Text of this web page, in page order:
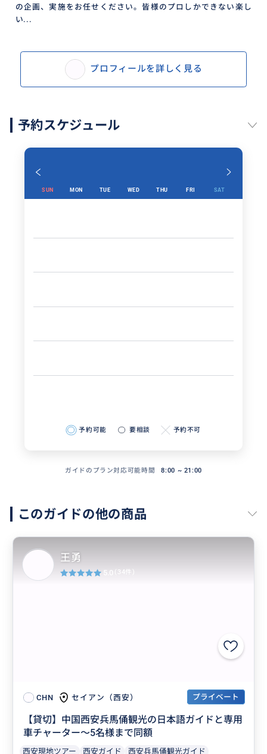
の企画、実施をお任せください。皆様のプロしかできない楽し
い...
プロフィールを詳しく見る
予約スケジュール
SUN MON TUE WED THU FRI SAT
予約可能 要相談 予約不可
ガイドのプラン対応可能時間 8:00 ~ 21:00
このガイドの他の商品
CHN セイアン（西安） プライベート
【貸切】中国西安兵馬俑観光の日本語ガイドと専用
車チャーター～5名様まで同額
西安現地ツアー 西安ガイド 西安兵馬俑観光ガイド
王勇
5.0 (34件)